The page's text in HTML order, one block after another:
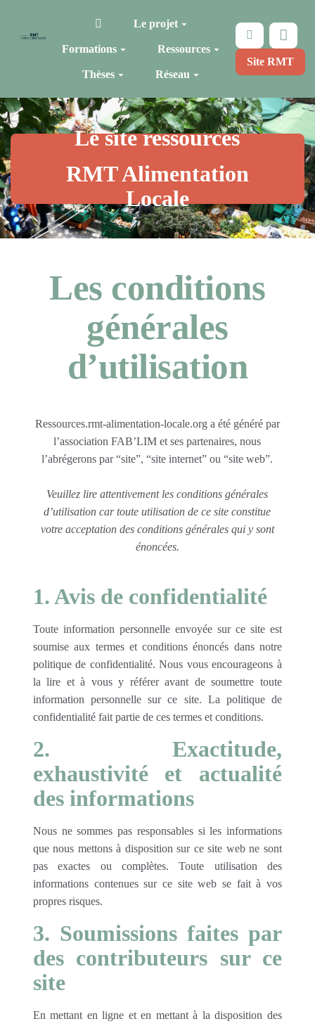
Le projet
Formations Ressources
Thèses Réseau
Site RMT
Le site ressources
RMT Alimentation
Locale
Les conditions
générales
d’utilisation
Ressources.rmt-alimentation-locale.org a été généré par
l’association FAB’LIM et ses partenaires, nous
l’abrégerons par “site”, “site internet” ou “site web”.
Veuillez lire attentivement les conditions générales
d’utilisation car toute utilisation de ce site constitue
votre acceptation des conditions générales qui y sont
énoncées.
1. Avis de confidentialité
Toute information personnelle envoyée sur ce site est
soumise aux termes et conditions énoncés dans notre
politique de confidentialité. Nous vous encourageons à
la lire et à vous y référer avant de soumettre toute
information personnelle sur ce site. La politique de
confidentialité fait partie de ces termes et conditions.
2. Exactitude,
exhaustivité et actualité
des informations
Nous ne sommes pas responsables si les informations
que nous mettons à disposition sur ce site web ne sont
pas exactes ou complètes. Toute utilisation des
informations contenues sur ce site web se fait à vos
propres risques.
3. Soumissions faites par
des contributeurs sur ce
site
En mettant en ligne et en mettant à la disposition des